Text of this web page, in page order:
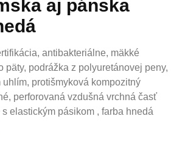
aj pánska
antibakteriálne, mäkké
päty, podrážka z polyuretánovej peny,
protišmyková kompozitný
perforovaná vzdušná vrchná časť
elastickým pásikom , farba hnedá